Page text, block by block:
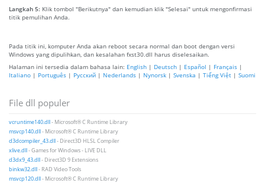
Langkah 5: Klik tombol "Berikutnya" dan kemudian klik "Selesai" untuk mengonfirmasi
titik pemulihan Anda.
Pada titik ini, komputer Anda akan reboot secara normal dan boot dengan versi
Windows yang dipulihkan, dan kesalahan fxst30.dll harus diselesaikan.
Halaman ini tersedia dalam bahasa lain: English | Deutsch | Español | Français |
Italiano | Português | Русский | Nederlands | Nynorsk | Svenska | Tiếng Việt | Suomi
File dll populer
vcruntime140.dll- Microsoft® C Runtime Library
msvcp140.dll- Microsoft® C Runtime Library
d3dcompiler_43.dll- Direct3D HLSL Compiler
xlive.dll- Games for Windows - LIVE DLL
d3dx9_43.dll- Direct3D 9 Extensions
binkw32.dll- RAD Video Tools
msvcp120.dll- Microsoft® C Runtime Library